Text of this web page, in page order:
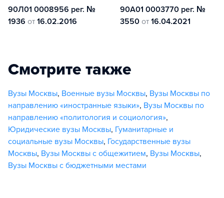
90Л01 0008956 рег. №
1936 от 16.02.2016
90А01 0003770 рег. №
3550 от 16.04.2021
Смотрите также
Вузы Москвы, Военные вузы Москвы, Вузы Москвы по
направлению «иностранные языки», Вузы Москвы по
направлению «политология и социология»,
Юридические вузы Москвы, Гуманитарные и
социальные вузы Москвы, Государственные вузы
Москвы, Вузы Москвы с общежитием, Вузы Москвы,
Вузы Москвы с бюджетными местами